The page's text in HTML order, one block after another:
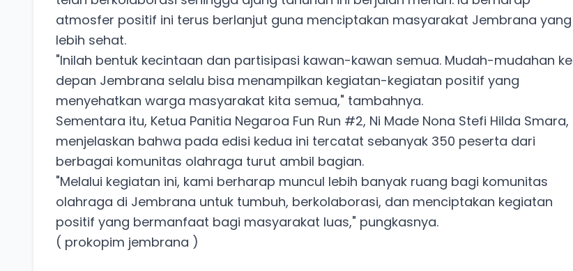
atmosfer positif ini terus berlanjut guna menciptakan masyarakat Jembrana yang
lebih sehat.
​"Inilah bentuk kecintaan dan partisipasi kawan-kawan semua. Mudah-mudahan ke
depan Jembrana selalu bisa menampilkan kegiatan-kegiatan positif yang
menyehatkan warga masyarakat kita semua," tambahnya.
​Sementara itu, Ketua Panitia Negaroa Fun Run #2, Ni Made Nona Stefi Hilda Smara,
menjelaskan bahwa pada edisi kedua ini tercatat sebanyak 350 peserta dari
berbagai komunitas olahraga turut ambil bagian.
​"Melalui kegiatan ini, kami berharap muncul lebih banyak ruang bagi komunitas
olahraga di Jembrana untuk tumbuh, berkolaborasi, dan menciptakan kegiatan
positif yang bermanfaat bagi masyarakat luas," pungkasnya.
( prokopim jembrana )